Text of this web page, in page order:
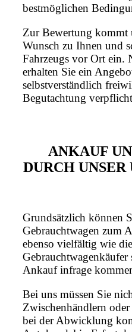
bestmöglichen
Zur Bewertung kommt
Wunsch zu Ihnen und
Fahrzeugs vor Ort ein.
erhalten Sie ein
selbstverständlich
Begutachtung
ANKAUF
DURCH
Grundsätzlich können
Gebrauchtwagen zum
ebenso vielfältig wie
Ankauf infrage
Bei uns müssen Sie
Zwischenhändlern
bei der Abwicklung